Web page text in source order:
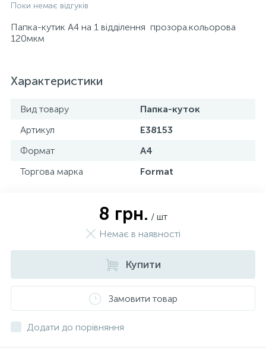
Поки немає відгуків
Папка-кутик А4 на 1 відділення прозора.кольорова
120мкм
Характеристики
Вид товару
Папка-куток
Артикул
E38153
Формат
А4
Торгова марка
Format
8 грн. / шт
Немає в наявності
Купити
Замовити товар
Додати до порівняння